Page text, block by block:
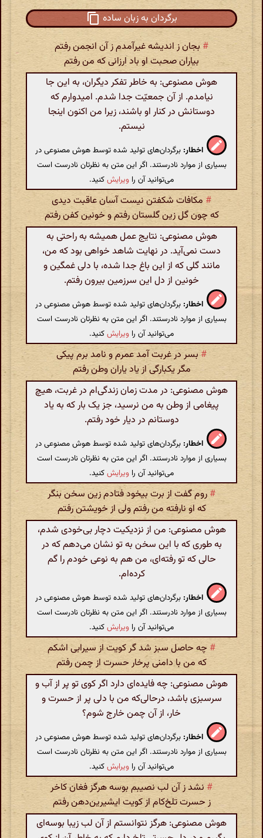
برگردان به زبان ساده
# بجان ز اندیشه غیرآمدم ز آن انجمن رفتم
بیاران صحبت او باد ارزانی که من رفتم
هوش مصنوعی: به خاطر تفکر دیگران، به این جا
نیامدم. از آن جمعیّت جدا شدم. امیدوارم که
دوستانش در کنار او باشند، زیرا من اکنون اینجا
نیستم.
اخطار: برگردان‌های تولید شده توسط هوش مصنوعی در
بسیاری از موارد نادرستند. اگر این متن به نظرتان نادرست است
می‌توانید آن را ویرایشکنید.
# مکافات شکفتن نیست آسان عاقبت دیدی
که چون گل زین گلستان رفتم و خونین کفن رفتم
هوش مصنوعی: نتایج عمل همیشه به راحتی به
دست نمی‌آید. در نهایت شاهد خواهی بود که من،
مانند گلی که از این باغ جدا شده، با دلی غمگین و
خونین از دل این سرزمین بیرون رفتم.
اخطار: برگردان‌های تولید شده توسط هوش مصنوعی در
بسیاری از موارد نادرستند. اگر این متن به نظرتان نادرست است
می‌توانید آن را ویرایشکنید.
#بسر در غربت آمد عمرم و نامد برم پیکی
مگر یکبارگی از یاد یاران وطن رفتم
هوش مصنوعی: در مدت زمان زندگی‌ام در غربت، هیچ
پیغامی از وطن به من نرسید، جز یک بار که به یاد
دوستانم در دیار خود رفتم.
اخطار: برگردان‌های تولید شده توسط هوش مصنوعی در
بسیاری از موارد نادرستند. اگر این متن به نظرتان نادرست است
می‌توانید آن را ویرایشکنید.
# روم گفت از برت بیخود فتادم زین سخن بنگر
که او نارفته من رفتم ولی از خویشتن رفتم
هوش مصنوعی: من از نزدیکیت دچار بی‌خودی شدم،
به طوری که با این سخن به تو نشان می‌دهم که در
حالی که تو رفته‌ای، من هم به نوعی خودم را گم
کرده‌ام.
اخطار: برگردان‌های تولید شده توسط هوش مصنوعی در
بسیاری از موارد نادرستند. اگر این متن به نظرتان نادرست است
می‌توانید آن را ویرایشکنید.
# چه حاصل سبز شد گر کویت از سیرابی اشکم
که من با دامنی پرخار حسرت از چمن رفتم
هوش مصنوعی: چه فایده‌ای دارد اگر کوی تو پر از آب و
سرسبزی باشد، درحالی‌که من با دلی پر از حسرت و
خار، از آن چمن خارج شوم؟
اخطار: برگردان‌های تولید شده توسط هوش مصنوعی در
بسیاری از موارد نادرستند. اگر این متن به نظرتان نادرست است
می‌توانید آن را ویرایشکنید.
# نشد ز آن لب نصیبم بوسه هرگز فغان کاخر
ز حسرت تلخ‌کام از کویت ایشیرین‌دهن رفتم
هوش مصنوعی: هرگز نتوانستم از آن لب زیبا بوسه‌ای